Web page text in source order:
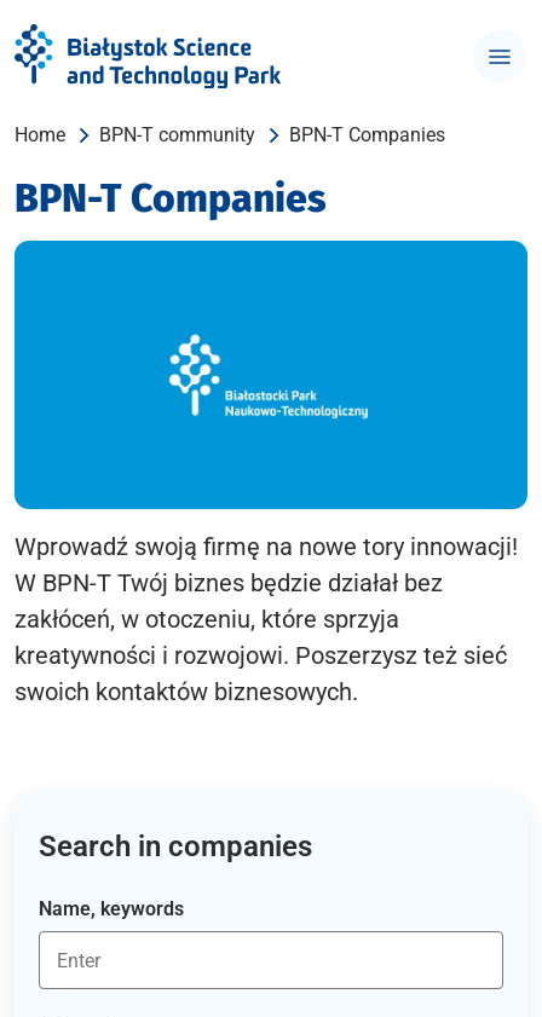
Home BPN-T community BPN-T Companies
BPN-T Companies
Wprowadź swoją firmę na nowe tory innowacji!
W BPN-T Twój biznes będzie działał bez
zakłóceń, w otoczeniu, które sprzyja
kreatywności i rozwojowi. Poszerzysz też sieć
swoich kontaktów biznesowych.
Search in companies
Name, keywords